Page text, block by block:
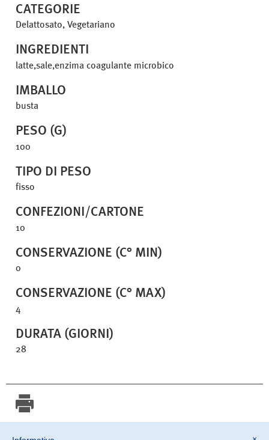
CATEGORIE
Delattosato, Vegetariano
INGREDIENTI
latte,sale,enzima coagulante microbico
IMBALLO
busta
PESO (G)
100
TIPO DI PESO
fisso
CONFEZIONI/CARTONE
10
CONSERVAZIONE (C° MIN)
0
CONSERVAZIONE (C° MAX)
4
DURATA (GIORNI)
28